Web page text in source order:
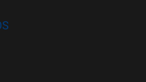
en nueva ventana)